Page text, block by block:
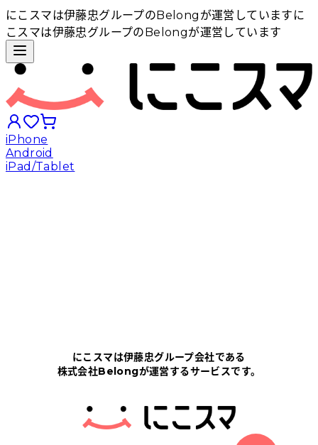
にこスマは伊藤忠グループのBelongが運営しています に
こスマは伊藤忠グループのBelongが運営しています
iPhone
Android
iPad/Tablet
にこスマについて
サポートセンター
にこスマは伊藤忠グループ会社である
株式会社Belongが運営するサービスです。